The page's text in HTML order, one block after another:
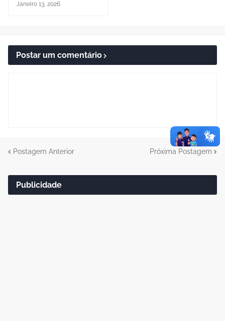
Janeiro 13, 2026
Postar um comentário
Postagem Anterior Próxima Postagem
Publicidade